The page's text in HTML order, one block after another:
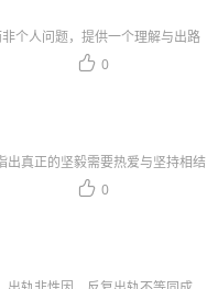
个人问题，提供一个理解与出路
 0
出真正的坚毅需要热爱与坚持相结
供了培养热爱的方法。
 0